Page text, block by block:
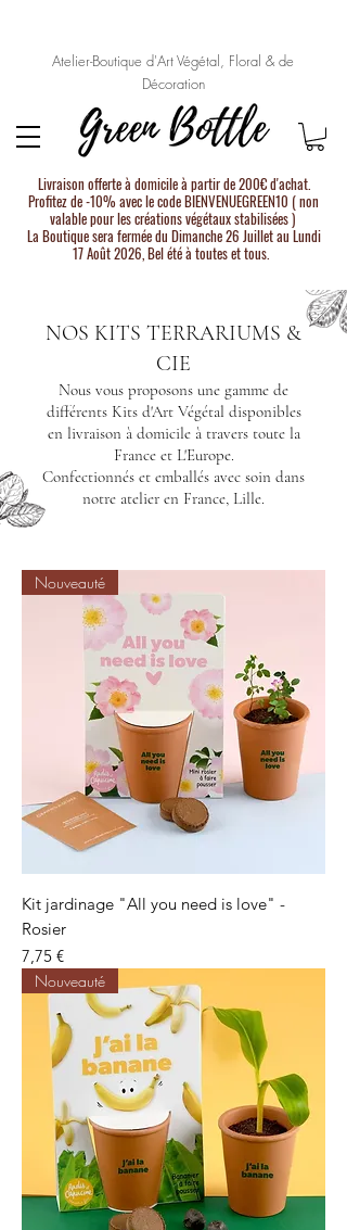
Atelier-Boutique d'Art Végétal, Floral & de
Décoration
Livraison offerte à domicile à partir de 200€ d'achat.
Profitez de -10% avec le code BIENVENUEGREEN10 ( non
valable pour les créations végétaux stabilisées )
La Boutique sera fermée du Dimanche 26 Juillet au Lundi
17 Août 2026, Bel été à toutes et tous.
NOS KITS TERRARIUMS &
CIE
Nous vous proposons une gamme de
différents Kits d'Art Végétal disponibles
en livraison à domicile à travers toute la
France et L'Europe.
Confectionnés et emballés avec soin dans
notre atelier en France, Lille.
Nouveauté
Kit jardinage "All you need is love" -
Rosier
Precio
7,75 €
Nouveauté